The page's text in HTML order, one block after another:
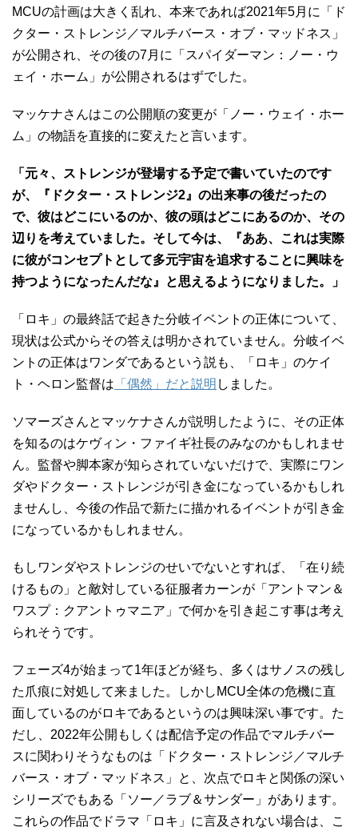
MCUの計画は大きく乱れ、本来であれば2021年5月に「ド
クター・ストレンジ／マルチバース・オブ・マッドネス」
が公開され、その後の7月に「スパイダーマン：ノー・ウ
ェイ・ホーム」が公開されるはずでした。
マッケナさんはこの公開順の変更が「ノー・ウェイ・ホー
ム」の物語を直接的に変えたと言います。
「元々、ストレンジが登場する予定で書いていたのです
が、『ドクター・ストレンジ2』の出来事の後だったの
で、彼はどこにいるのか、彼の頭はどこにあるのか、その
辺りを考えていました。そして今は、『ああ、これは実際
に彼がコンセプトとして多元宇宙を追求することに興味を
持つようになったんだな』と思えるようになりました。」
「ロキ」の最終話で起きた分岐イベントの正体について、
現状は公式からその答えは明かされていません。分岐イベ
ントの正体はワンダであるという説も、「ロキ」のケイ
ト・ヘロン監督は 「偶然」だと説明 しました。
ソマーズさんとマッケナさんが説明したように、その正体
を知るのはケヴィン・ファイギ社長のみなのかもしれませ
ん。監督や脚本家が知らされていないだけで、実際にワン
ダやドクター・ストレンジが引き金になっているかもしれ
ませんし、今後の作品で新たに描かれるイベントが引き金
になっているかもしれません。
もしワンダやストレンジのせいでないとすれば、「在り続
けるもの」と敵対している征服者カーンが「アントマン＆
ワスプ：クアントゥマニア」で何かを引き起こす事は考え
られそうです。
フェーズ4が始まって1年ほどが経ち、多くはサノスの残し
た爪痕に対処して来ました。しかしMCU全体の危機に直
面しているのがロキであるというのは興味深い事です。た
だし、2022年公開もしくは配信予定の作品でマルチバー
スに関わりそうなものは「ドクター・ストレンジ／マルチ
バース・オブ・マッドネス」と、次点でロキと関係の深い
シリーズでもある「ソー／ラブ＆サンダー」があります。
これらの作品でドラマ「ロキ」に言及されない場合は、こ